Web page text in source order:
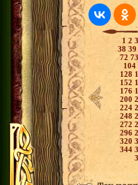
1 2 3
38 39
72 73
104
128
152
176
200
224
248
272
296
320
344